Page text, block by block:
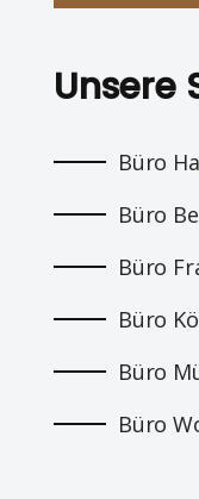
Unsere
Büro
Büro
Büro
Büro
Büro
Büro